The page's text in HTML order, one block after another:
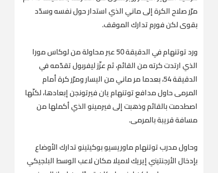
مرّر صلاح الكرة إلى ماني الذي استدار حول نفسه وسدّد
بقوى لكن فورم تدارك الموقف.
ورد توتنهام في الدقيقة 50 عبر محاولة من لوكاس مورا
الذي ارتدت كرته من القائم، ثم عزّز ليفربول تقدّمه في
الدقيقة 54، بعدما مر ماني من اليسار ومرّر كرة أمام
المرمى حاول مدافع توتنهام يان فيرتونجن إبعادها، لكنّها
اصطدمت بالقائم وذهبت إلى فيرمينو الذي أكملها من
مسافة قريبة بالمرمى.
وحاول مدرب توتنهام ماوريسيو بوكيتينو تدارك الأوضاع
بإدخال الأرجنتيني إيريك لاميلا مكان لاعب الوسط البلجيكي